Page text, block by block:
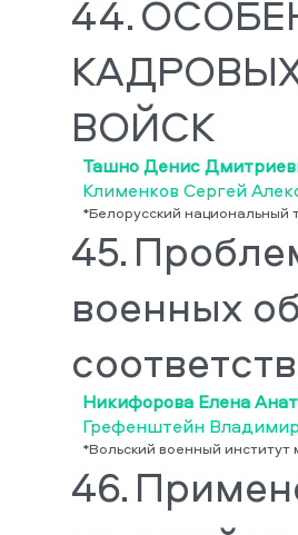
44.
ВОЙСК
Ташно Денис
Клименков Сергей
*Белорусский национальный
45.
военных
Никифорова Елена
Грефенштейн
*Вольский военный
46.